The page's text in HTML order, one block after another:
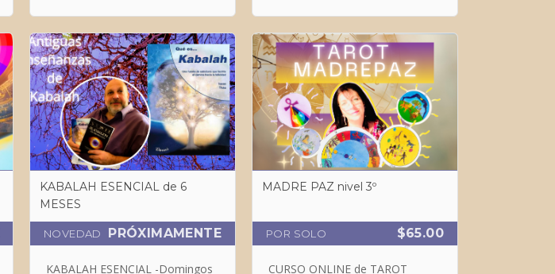
KABALAH ESENCIAL de 6
MESES
NOVEDAD PRÓXIMAMENTE
KABALAH ESENCIAL -Domingos
MADRE PAZ nivel 3º
POR SOLO $65.00
CURSO ONLINE de TAROT